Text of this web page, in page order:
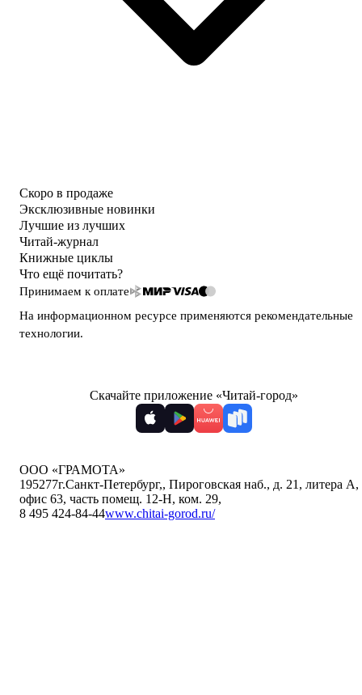
Скоро в продаже
Эксклюзивные новинки
Лучшие из лучших
Читай-журнал
Книжные циклы
Что ещё почитать?
Принимаем к оплате
На информационном ресурсе применяются рекомендательные
технологии.
Скачайте приложение «Читай-город»
ООО «ГРАМОТА»
195277г.Санкт-Петербург,, Пироговская наб., д. 21, литера А,
офис 63, часть помещ. 12-Н, ком. 29,
8 495 424-84-44www.chitai-gorod.ru/